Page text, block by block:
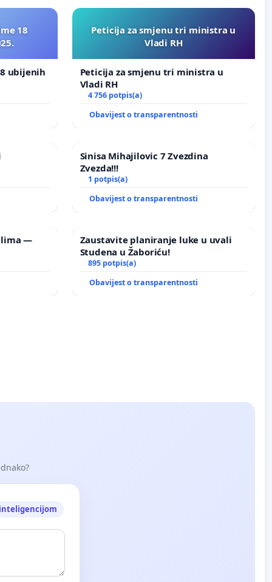
18
ubijenih
Peticija za smjenu tri ministra u
Vladi RH
Peticija za smjenu tri ministra u
Vladi RH
4 756 potpis(a)
Obavijest o transparentnosti
Sinisa Mihajilovic 7 Zvezdina
Zvezda!!!
1 potpis(a)
Obavijest o transparentnosti
—
Zaustavite planiranje luke u uvali
Studena u Žaboriću!
895 potpis(a)
Obavijest o transparentnosti